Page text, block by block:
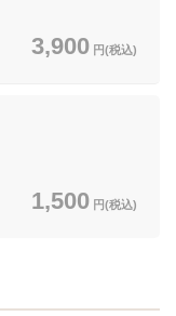
3,900 円(税込)
1,500 円(税込)